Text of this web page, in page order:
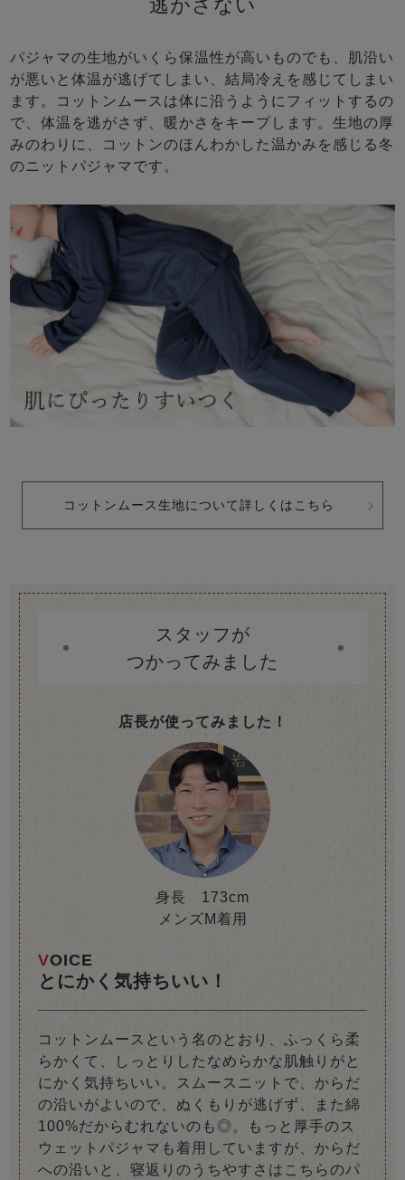
逃がさない
パジャマの生地がいくら保温性が高いものでも、肌沿い
が悪いと体温が逃げてしまい、結局冷えを感じてしまい
ます。コットンムースは体に沿うようにフィットするの
で、体温を逃がさず、暖かさをキープします。生地の厚
みのわりに、コットンのほんわかした温かみを感じる冬
のニットパジャマです。
コットンムース生地について詳しくはこちら
スタッフが
つかってみました
店長が使ってみました！
身長 173cm
メンズM着用
VOICE
とにかく気持ちいい！
コットンムースという名のとおり、ふっくら柔
らかくて、しっとりしたなめらかな肌触りがと
にかく気持ちいい。スムースニットで、からだ
の沿いがよいので、ぬくもりが逃げず、また綿
100%だからむれないのも◎。もっと厚手のス
ウェットパジャマも着用していますが、からだ
への沿いと、寝返りのうちやすさはこちらのパ